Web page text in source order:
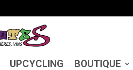
UPCYCLING
BOUTIQUE